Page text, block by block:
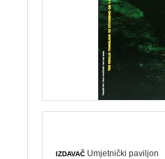
IZDAVAČ Umjetnički paviljon